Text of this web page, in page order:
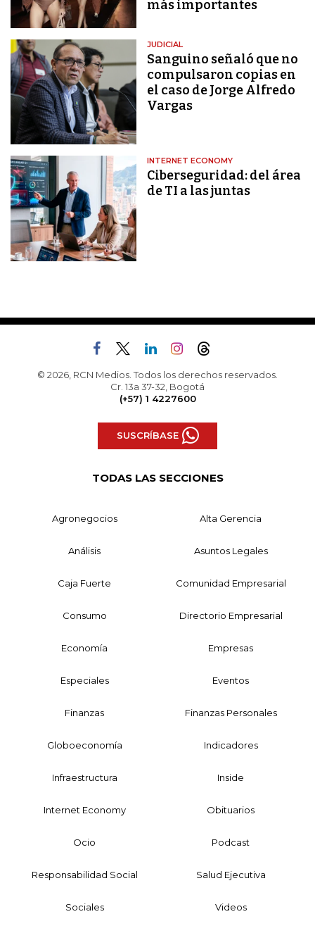
más importantes
JUDICIAL
Sanguino señaló que no
compulsaron copias en
el caso de Jorge Alfredo
Vargas
INTERNET ECONOMY
Ciberseguridad: del área
de TI a las juntas
© 2026, RCN Medios. Todos los derechos reservados.
Cr. 13a 37-32, Bogotá
(+57) 1 4227600
SUSCRÍBASE
TODAS LAS SECCIONES
Agronegocios Alta Gerencia
Análisis Asuntos Legales
Caja Fuerte Comunidad Empresarial
Consumo Directorio Empresarial
Economía Empresas
Especiales Eventos
Finanzas Finanzas Personales
Globoeconomía Indicadores
Infraestructura Inside
Internet Economy Obituarios
Ocio Podcast
Responsabilidad Social Salud Ejecutiva
Sociales Videos